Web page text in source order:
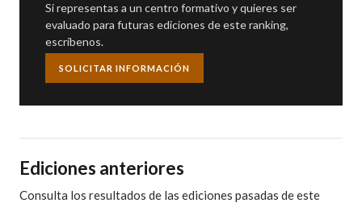
Si representas a un centro formativo y quieres ser
evaluado para futuras ediciones de este ranking,
escríbenos.
SOLICITAR INFORMACIÓN
Ediciones anteriores
Consulta los resultados de las ediciones pasadas de este